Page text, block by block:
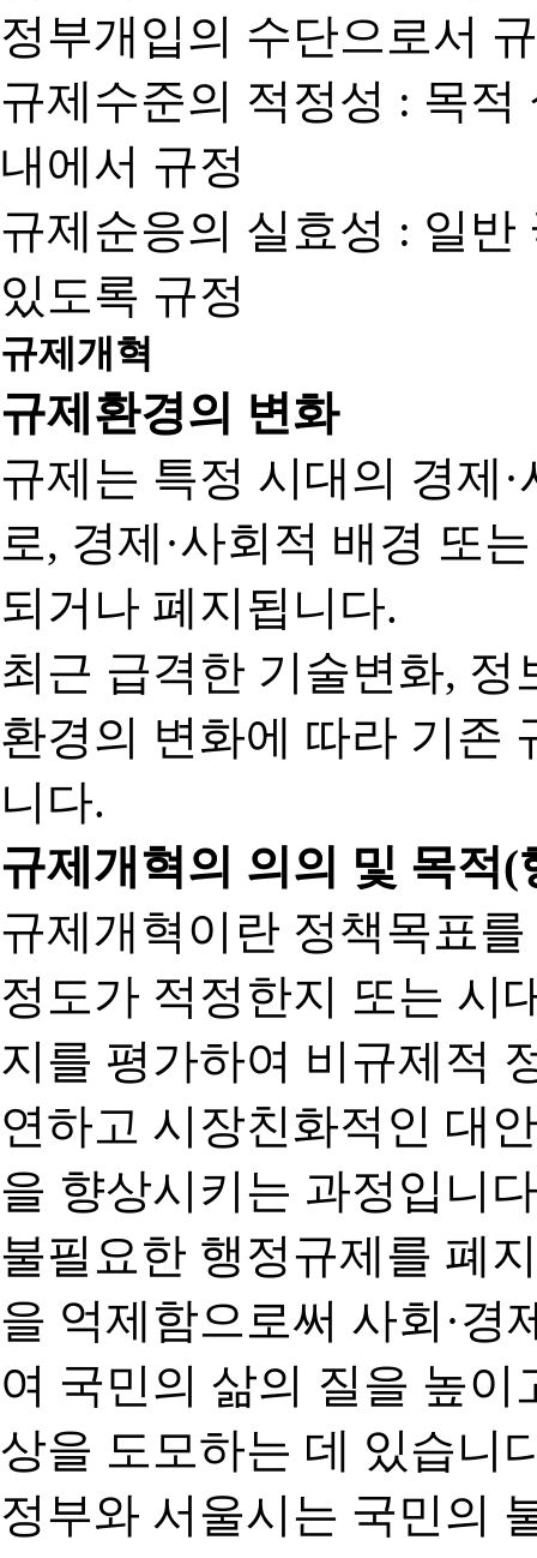
정부개입의 수단으로서
규제수준의 적정성 : 목
내에서 규정
규제순응의 실효성 : 일
있도록 규정
규제개혁
규제환경의 변화
규제는 특정 시대의 경제
로, 경제·사회적 배경 또
되거나 폐지됩니다.
최근 급격한 기술변화,
환경의 변화에 따라 기존
니다.
규제개혁의 의의 및 목적
규제개혁이란 정책목표
정도가 적정한지 또는 시
지를 평가하여 비규제적
연하고 시장친화적인 대
을 향상시키는 과정입니
불필요한 행정규제를 폐
을 억제함으로써 사회·경
여 국민의 삶의 질을 높
상을 도모하는 데 있습니
정부와 서울시는 국민의